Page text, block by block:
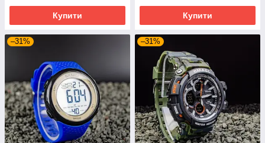
Купити Купити
–31% –31%